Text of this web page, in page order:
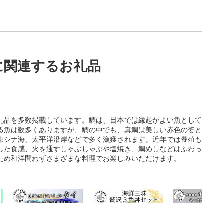
連するお礼品
品を多数掲載しています。鯛は、日本では縁起がよい魚とし
魚は数多くありますが、鯛の中でも、真鯛は美しい赤色の姿
シナ海、太平洋沿岸などで多く漁獲されます。近年では養殖
た食感、火を通すしゃぶしゃぶや塩焼き、鯛めしなどはふわ
和洋問わずさまざまな料理でお楽しみいただけます。